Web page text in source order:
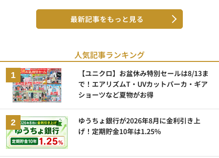
最新記事をもっと見る
人気記事ランキング
【ユニクロ】お盆休み特別セールは8/13ま
で！エアリズムT・UVカットパーカ・ギア
ショーツなど夏物がお得
ゆうちょ銀行が2026年8月に金利引き上
げ！定期貯金10年は1.25%